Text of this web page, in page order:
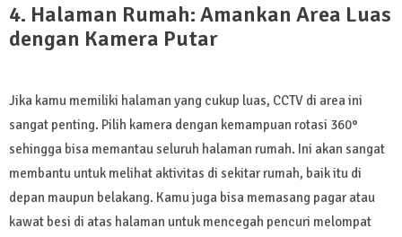
4. Halaman Rumah: Amankan Area Luas
dengan Kamera Putar
Jika kamu memiliki halaman yang cukup luas, CCTV di area ini
sangat penting. Pilih kamera dengan kemampuan rotasi 360°
sehingga bisa memantau seluruh halaman rumah. Ini akan sangat
membantu untuk melihat aktivitas di sekitar rumah, baik itu di
depan maupun belakang. Kamu juga bisa memasang pagar atau
kawat besi di atas halaman untuk mencegah pencuri melompat